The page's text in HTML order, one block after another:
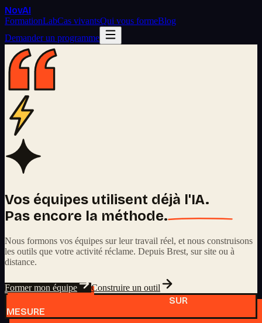
NovAI
FormationLabCas vivantsQui vous formeBlog
Demander un programme
Vos équipes utilisent déjà l'IA.
Pas encore la méthode.
Nous formons vos équipes sur leur travail réel, et nous construisons
les outils que votre activité réclame. Depuis Brest, sur site ou à
distance.
Former mon équipe Construire un outil
SUR
MESURE